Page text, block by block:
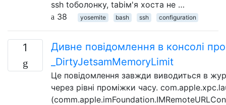
ssh tоболонку, tabім'я хоста не …
38
yosemite bash ssh configuration
1
Дивне повідомлення в консолі
_DirtyJetsamMemoryLimit
Це повідомлення завжди виводиться в
через рівні проміжки часу.